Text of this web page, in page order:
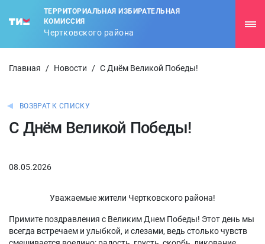
ТЕРРИТОРИАЛЬНАЯ ИЗБИРАТЕЛЬНАЯ
КОМИССИЯ
Чертковского района
Главная / Новости / С Днём Великой Победы!
ВОЗВРАТ К СПИСКУ
С Днём Великой Победы!
08.05.2026
Уважаемые жители Чертковского района!
Примите поздравления с Великим Днем Победы! Этот день мы
всегда встречаем и улыбкой, и слезами, ведь столько чувств